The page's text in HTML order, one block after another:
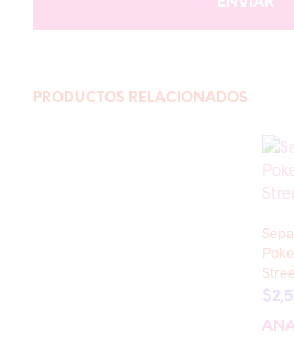
PRODUCTOS RELACIONADOS
$